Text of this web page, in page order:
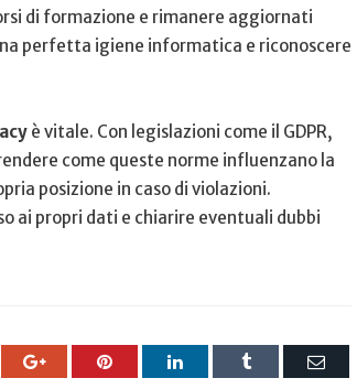
di formazione e rimanere aggiornati
perfetta igiene informatica⁣ e riconoscere
è vitale. Con legislazioni come il GDPR,
come queste norme influenzano la
posizione ‍in caso di​ violazioni.
ai propri dati e chiarire ‍eventuali ⁣dubbi
Google+ Pinterest LinkedIn Tumblr Email